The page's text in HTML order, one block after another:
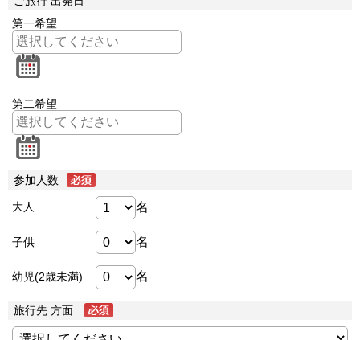
第一希望
第二希望
参加人数
大人 名
子供 名
幼児(2歳未満) 名
旅行先 方面